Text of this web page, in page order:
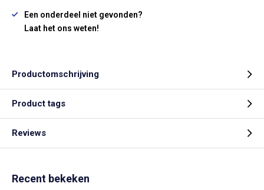
Een onderdeel niet gevonden?
Laat het ons weten!
Productomschrijving
Product tags
Reviews
Recent bekeken